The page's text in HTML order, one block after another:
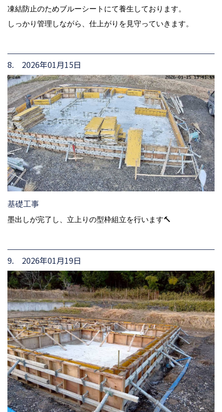
凍結防止のためブルーシートにて養生しております。
しっかり管理しながら、仕上がりを見守っていきます。
8. 2026年01月15日
基礎工事
墨出しが完了し、立上りの型枠組立を行います🔨
9. 2026年01月19日